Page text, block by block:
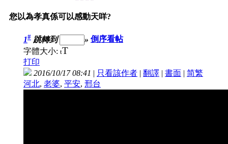
您以為孝真係可以感動天咩?
1# 跳轉到 » 倒序看帖
字體大小: tT
打印
2016/10/17 08:41 | 只看該作者 | 翻譯 | 書面 | 简繁
河北, 老婆, 平安, 邢台